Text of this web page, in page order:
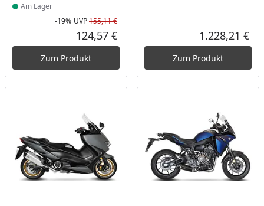
Am Lager
Rabatt in Prozent
-19%
Ursprünglicher Preis
UVP155,11 €
Aktueller Preis
124,57 €
Zum Produkt
1.228,21 €
Zum Produkt